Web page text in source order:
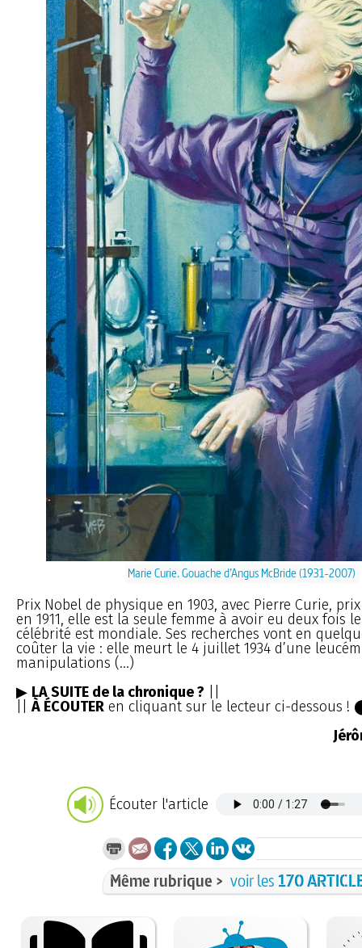
Marie Curie. Gouache d’Angus McBride (1931-2007)
Prix Nobel de physique en 1903, avec Pierre Curie,
en 1911, elle est la seule femme à avoir eu deux fois
célébrité est mondiale. Ses recherches vont en
coûter la vie : elle meurt le 4 juillet 1934 d’une
manipulations (...)
▶ LA SUITE de la chronique ?
||À ÉCOUTER en cliquant sur le lecteur ci-dessous !
Écouter l'article
Même rubrique > voir les 170